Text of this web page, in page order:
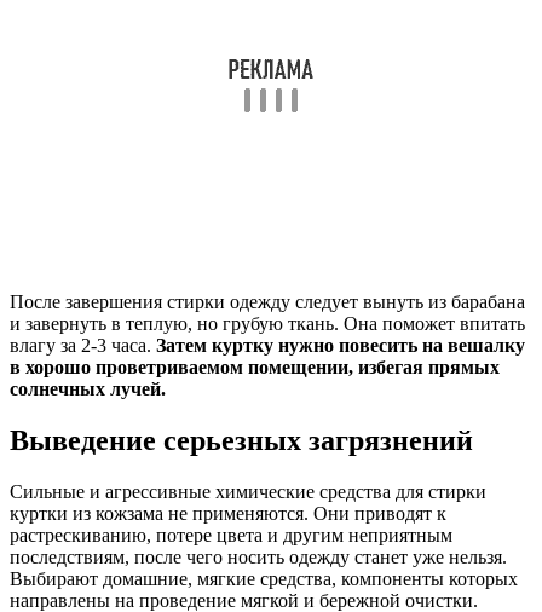
После завершения стирки одежду следует вынуть из барабана
и завернуть в теплую, но грубую ткань. Она поможет впитать
влагу за 2-3 часа. Затем куртку нужно повесить на вешалку
в хорошо проветриваемом помещении, избегая прямых
солнечных лучей.
Выведение серьезных загрязнений
Сильные и агрессивные химические средства для стирки
куртки из кожзама не применяются. Они приводят к
растрескиванию, потере цвета и другим неприятным
последствиям, после чего носить одежду станет уже нельзя.
Выбирают домашние, мягкие средства, компоненты которых
направлены на проведение мягкой и бережной очистки.